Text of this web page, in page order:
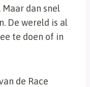
dan snel
De wereld is al
te doen of in
de Race